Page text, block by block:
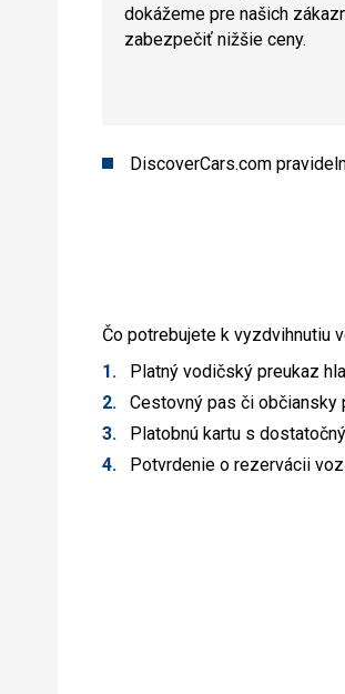
dokážeme pre našich
zabezpečiť nižšie ceny.
DiscoverCars.com
Čo potrebujete k vyzdvihnutiu
Platný vodičský preukaz
Cestovný pas či občiansky
Platobnú kartu s
Potvrdenie o rezervácii